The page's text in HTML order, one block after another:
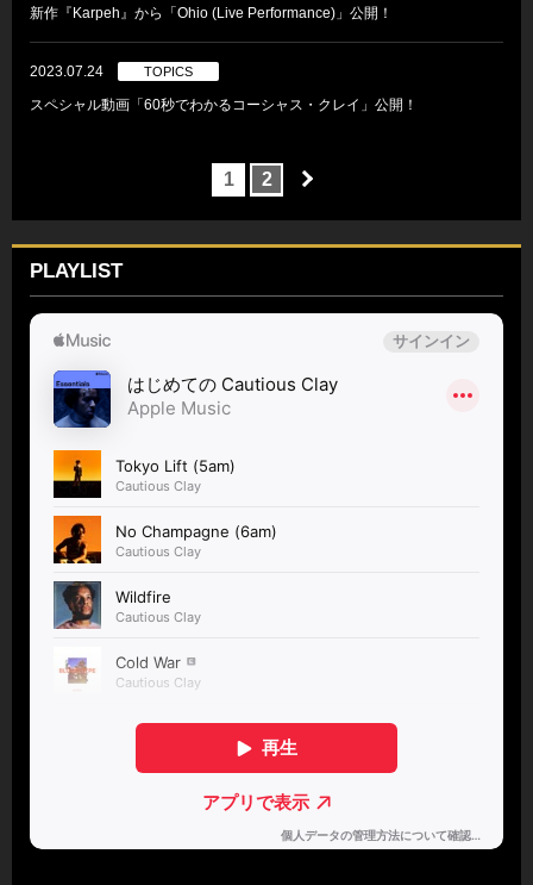
新作『Karpeh』から「Ohio (Live Performance)」公開！
2023.07.24 TOPICS
スペシャル動画「60秒でわかるコーシャス・クレイ」公開！
1 2
PLAYLIST